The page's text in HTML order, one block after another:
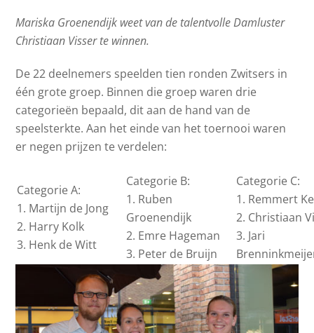
Mariska Groenendijk weet van de talentvolle Damluster
Christiaan Visser te winnen.
De 22 deelnemers speelden tien ronden Zwitsers in
één grote groep. Binnen die groep waren drie
categorieën bepaald, dit aan de hand van de
speelsterkte. Aan het einde van het toernooi waren
er negen prijzen te verdelen:
Categorie A:
1. Martijn de Jong
2. Harry Kolk
3. Henk de Witt
Categorie B:
1. Ruben
Groenendijk
2. Emre Hageman
3. Peter de Bruijn
Categorie C:
1. Remmert
2. Christiaan
3. Jari